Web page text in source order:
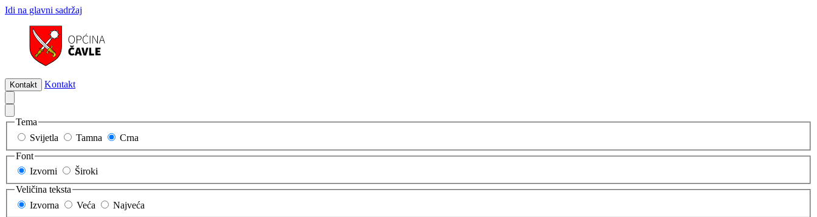
Idi na glavni sadržaj
Kontakt Kontakt
Tema
Svijetla
Tamna
Crna
Font
Izvorni
Široki
Veličina teksta
Izvorna
Veća Najveća